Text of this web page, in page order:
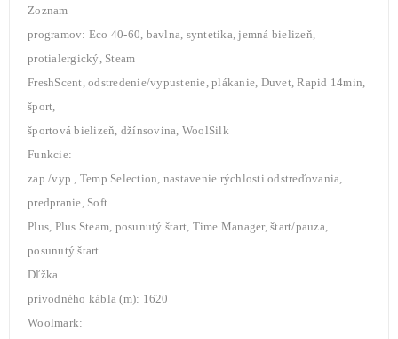
Zoznam
programov: Eco 40-60, bavlna, syntetika, jemná bielizeň,
protialergický, Steam
FreshScent, odstredenie/vypustenie, plákanie, Duvet, Rapid 14min,
šport,
športová bielizeň, džínsovina, WoolSilk
Funkcie:
zap./vyp., Temp Selection, nastavenie rýchlosti odstreďovania,
predpranie, Soft
Plus, Plus Steam, posunutý štart, Time Manager, štart/pauza,
posunutý štart
Dľžka
prívodného kábla (m): 1620
Woolmark: